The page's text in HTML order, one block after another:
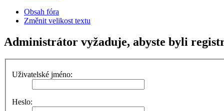
Obsah fóra
Změnit velikost textu
Administrátor vyžaduje, abyste byli
Uživatelské jméno:
Heslo: